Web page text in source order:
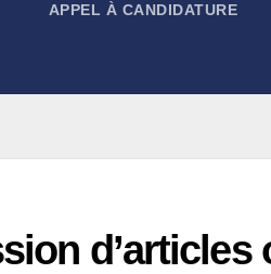
APPEL À CANDIDATURE
d’articles